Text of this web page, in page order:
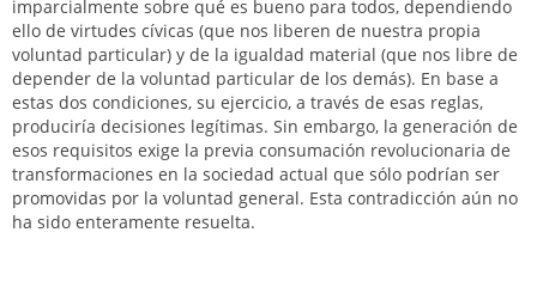
imparcialmente sobre qué es bueno para todos, dependiendo
ello de virtudes cívicas (que nos liberen de nuestra propia
voluntad particular) y de la igualdad material (que nos libre de
depender de la voluntad particular de los demás). En base a
estas dos condiciones, su ejercicio, a través de esas reglas,
produciría decisiones legítimas. Sin embargo, la generación de
esos requisitos exige la previa consumación revolucionaria de
transformaciones en la sociedad actual que sólo podrían ser
promovidas por la voluntad general. Esta contradicción aún no
ha sido enteramente resuelta.